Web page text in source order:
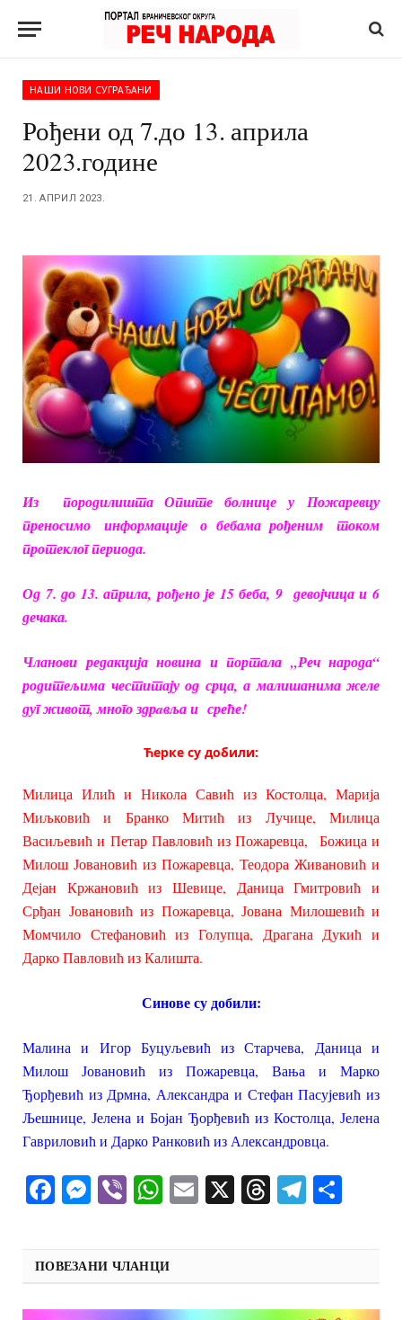
НАШИ НОВИ СУГРАЂАНИ
Рођени од 7.до 13. априла
2023.године
21. АПРИЛ 2023.
Из породилишта Опште болнице у Пожаревцу
преносимо информације о бебама рођеним током
протеклог периода.
Од 7. до 13. априла, рођeно је 15 беба, 9 девојчица и 6
дечака.
Чланови редакција новина и портала „Реч народа“
родитељима честитају од срца, а малишанима желе
дуг живот, много здрaвља и среће!
Ћерке су добили:
Милица Илић и Никола Савић из Костолца, Марија
Миљковић и Бранко Митић из Лучице, Милица
Васиљевић и Петар Павловић из Пожаревца, Божица и
Милош Јовановић из Пожаревца, Теодора Живановић и
Дејан Кржановић из Шевице, Даница Гмитровић и
Срђан Јовановић из Пожаревца, Јована Милошевић и
Момчило Стефановић из Голупца, Драгана Дукић и
Дарко Павловић из Калишта.
Синове су добили:
Малина и Игор Буцуљевић из Старчева, Даница и
Милош Јовановић из Пожаревца, Вања и Марко
Ђорђевић из Дрмна, Александра и Стефан Пасујевић из
Љешнице, Јелена и Бојан Ђорђевић из Костолца, Јелена
Гавриловић и Дарко Ранковић из Александровца.
Facebook
Messenger
ViberWhatsApp
Email
X Threads
ПОВЕЗАНИ ЧЛАНЦИ